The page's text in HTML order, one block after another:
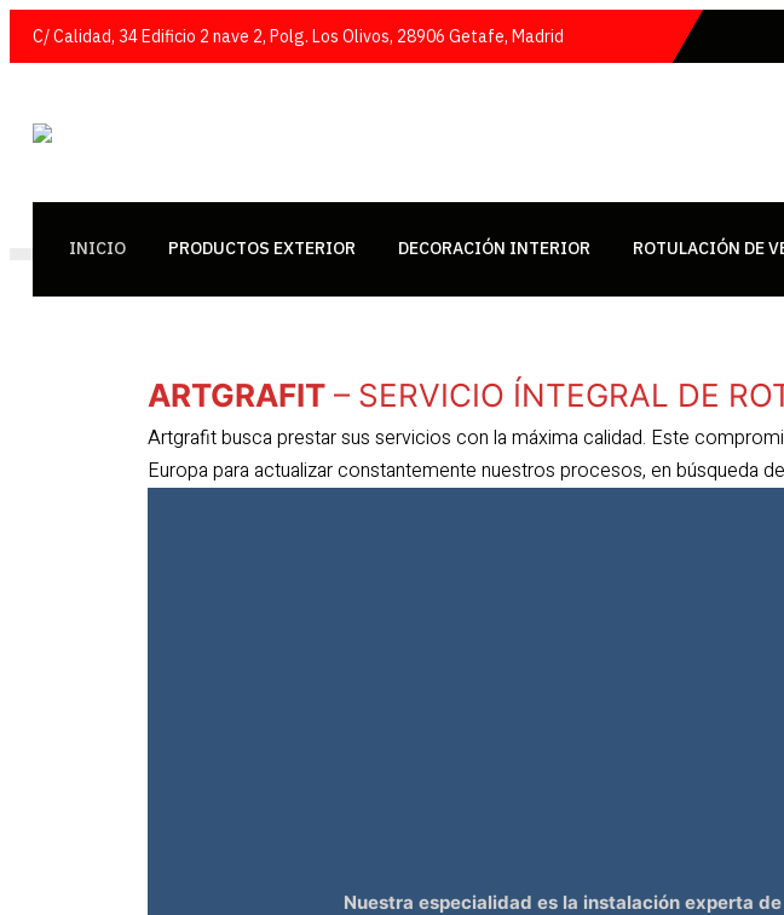
C/ Calidad, 34 Edificio 2 nave 2, Polg. Los Olivos, 28906 Getafe, Madrid
INICIO PRODUCTOS EXTERIOR DECORACIÓN INTERIOR ROTULACIÓN DE
ARTGRAFIT – SERVICIO ÍNTEGRAL DE
Artgrafit busca prestar sus servicios con la máxima calidad. Este
Europa para actualizar constantemente nuestros procesos, en búsqueda
Nuestra especialidad es la instalación experta